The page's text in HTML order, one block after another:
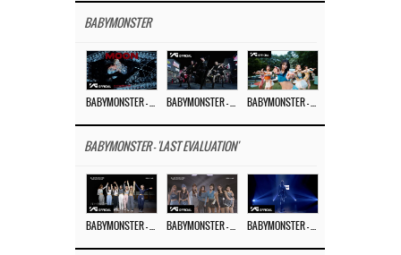
BABYMONSTER
BABYMONSTER - 'LAST EVALUATION'